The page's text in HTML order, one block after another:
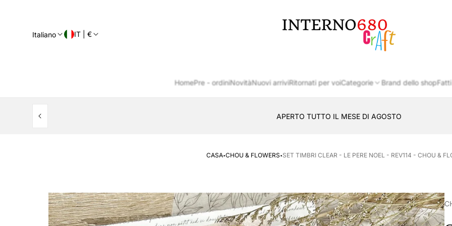
Italiano IT | €
del
negozio
HomePre - ordiniNovitàNuovi arriviRitornati per voiCategorie Brand dello shop
APERTO TUTTO IL MESE DI AGOSTO
CASA·CHOU & FLOWERS·SET TIMBRI CLEAR - LE PERE NOEL - REV114 - CHOU &